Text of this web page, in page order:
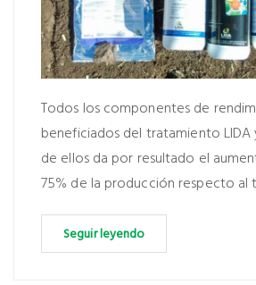
Todos los componentes de
beneficiados del tratamiento
de ellos da por resultado el
75% de la producción respecto al
Seguir leyendo